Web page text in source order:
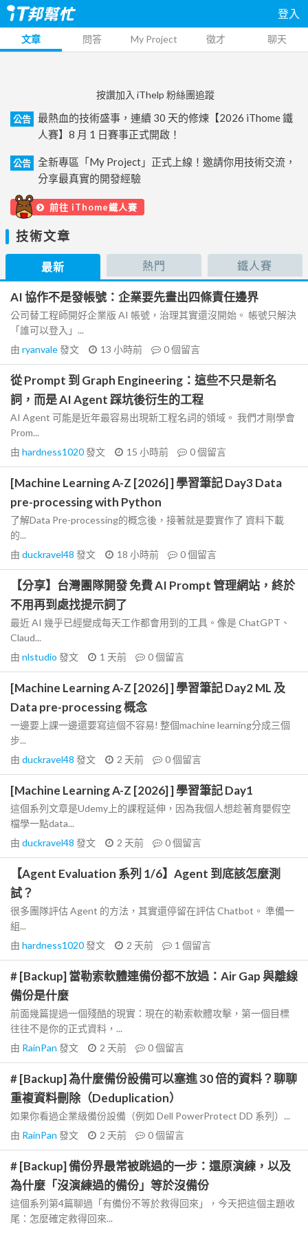
登入
文章 問答 My Project 徵才 聊天
按讚加入 iThelp 粉絲團追蹤
公告
最熱血的技術盛事，連續 30 天的修煉【2026 iThome 鐵
人賽】8 月 1 日賽事正式開啟！
公告
全新專區「My Project」正式上線！邀請你用技術交流，
分享最真實的開發經驗
前往 iThome鐵人賽
技術文章
最新 熱門 鐵人賽
AI 協作不是發帳號：企業要先畫出四條責任邊界
公司替工程師開好企業版 AI 帳號，治理其實還沒開始。 帳號只解決
「誰可以登入」...
由 ryanvale發文 13 小時前 0個留言
從 Prompt 到 Graph Engineering：這些不只是新名
詞，而是 AI Agent 踩坑後衍生的工程
AI Agent 可能是近年最容易出現新工程名詞的領域。 我們才剛學會
Prom...
由 hardness1020發文 15 小時前 0個留言
[Machine Learning A-Z [2026] ] 學習筆記 Day3 Data
pre-processing with Python
了解Data Pre-processing的概念後，接著就是要實作了 資料下載
的...
由 duckravel48 發文 18 小時前 0個留言
【分享】台灣團隊開發 免費 AI Prompt 管理網站，終於
不用再到處找提示詞了
最近 AI 幾乎已經變成每天工作都會用到的工具。像是 ChatGPT、
Claud...
由 nlstudio 發文 1 天前 0個留言
[Machine Learning A-Z [2026] ] 學習筆記 Day2 ML 及
Data pre-processing 概念
一邊要上課一邊還要寫這個不容易! 整個machine learning分成三個
步...
由 duckravel48 發文 2 天前 0個留言
[Machine Learning A-Z [2026] ] 學習筆記 Day1
這個系列文章是Udemy上的課程延伸，因為我個人想趁著育嬰假空
檔學一點data...
由 duckravel48 發文 2 天前 0個留言
【Agent Evaluation 系列 1/6】Agent 到底該怎麼測
試？
很多團隊評估 Agent 的方法，其實還停留在評估 Chatbot。 準備一
組...
由 hardness1020發文 2 天前 1 個留言
# [Backup] 當勒索軟體連備份都不放過：Air Gap 與離線
備份是什麼
前面幾篇提過一個殘酷的現實：現在的勒索軟體攻擊，第一個目標
往往不是你的正式資料，...
由 RainPan 發文 2 天前 0個留言
# [Backup] 為什麼備份設備可以塞進 30 倍的資料？聊聊
重複資料刪除（Deduplication）
如果你看過企業級備份設備（例如 Dell PowerProtect DD 系列）...
由 RainPan 發文 2 天前 0個留言
# [Backup] 備份界最常被跳過的一步：還原演練，以及
為什麼「沒演練過的備份」等於沒備份
這個系列第4篇聊過「有備份不等於救得回來」，今天把這個主題收
尾：怎麼確定救得回來...